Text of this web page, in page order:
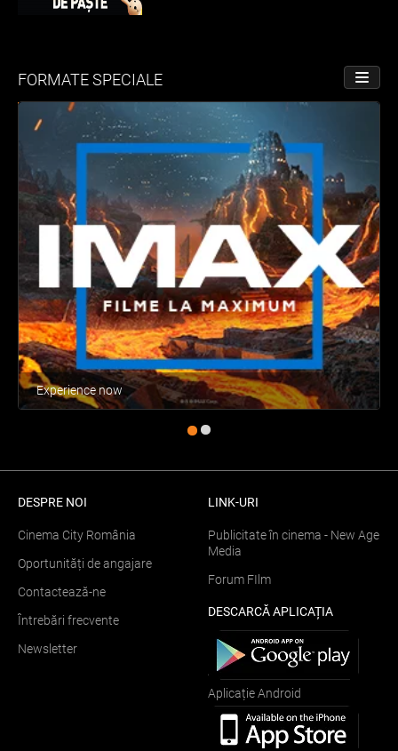
FORMATE SPECIALE
Experience now
DESPRE NOI
Cinema City România
Oportunități de angajare
Contactează-ne
Întrebări frecvente
Newsletter
LINK-URI
Publicitate în cinema - New Age
Media
Forum FIlm
DESCARCĂ APLICAȚIA
Aplicație Android